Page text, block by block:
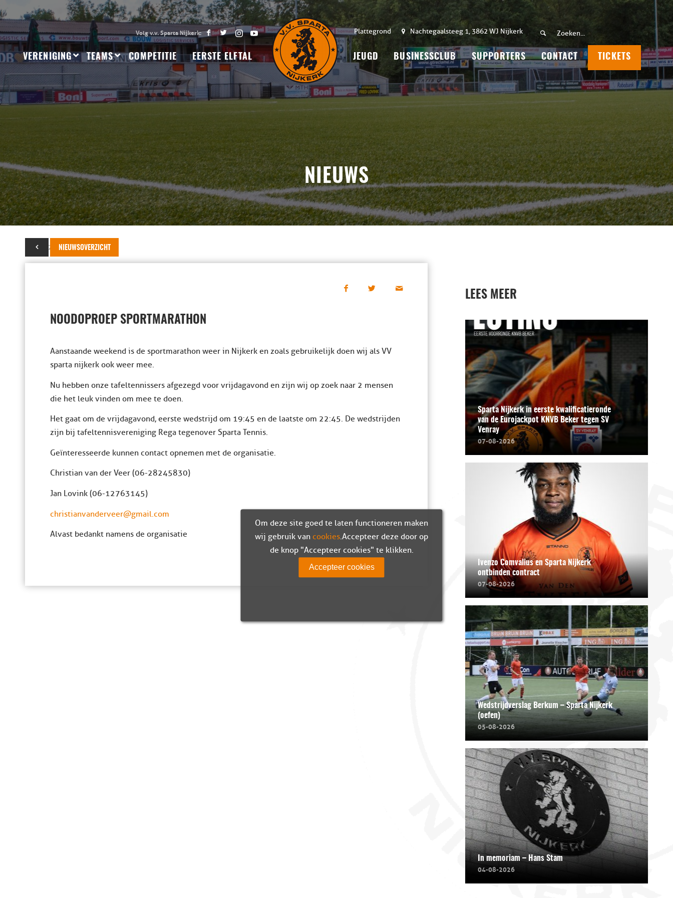
Plattegrond Nachtegaalsteeg 1, 3862 WJ Nijkerk
VERENIGING TEAMS COMPETITIE EERSTE ELFTAL JEUGD BUSINESSCLUB SUPPORTERS CONTACT TICKETS
NIEUWS
NIEUWSOVERZICHT
18 juni 2014
NOODOPROEP SPORTMARATHON
Aanstaande weekend is de sportmarathon weer in Nijkerk en zoals gebruikelijk doen wij als VV
sparta nijkerk ook weer mee.
Nu hebben onze tafeltennissers afgezegd voor vrijdagavond en zijn wij op zoek naar 2 mensen
die het leuk vinden om mee te doen.
Het gaat om de vrijdagavond, eerste wedstrijd om 19:45 en de laatste om 22:45. De wedstrijden
zijn bij tafeltennisvereniging Rega tegenover Sparta Tennis.
Geïnteresseerde kunnen contact opnemen met de organisatie.
Christian van der Veer (06-28245830)
Jan Lovink (06-12763145)
christianvanderveer@gmail.com
Alvast bedankt namens de organisatie
LEES MEER
Sparta Nijkerk in eerste kwalificatieronde
van de Eurojackpot KNVB Beker tegen SV
Venray
07-08-2026
Ivenzo Comvalius en Sparta Nijkerk
ontbinden contract
07-08-2026
Wedstrijdverslag Berkum – Sparta Nijkerk
(oefen)
05-08-2026
In memoriam – Hans Stam
04-08-2026
Om deze site goed te laten functioneren maken
wij gebruik van cookies. Accepteer deze door op
de knop "Accepteer cookies" te klikken.
Accepteer cookies